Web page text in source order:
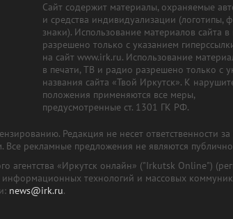
Сайт содержит материалы, охраняемые
и средства индивидуализации (логотипы,
знаки). Использование материалов сайта в
разрешено только с указанием
на сайт www.irk.ru. Использование
в печати, ТВ и радио разрешено только с
названия сайта «Твой Иркутск». К
положения применяются все меры,
предусмотренные ст. 1301 ГК РФ.
Редакция не несет ответственности
Все рекламные предложения не являются
агентства «Иркутск онлайн» ("Irkutsk Online")
технологий и массовых
news@irk.ru.